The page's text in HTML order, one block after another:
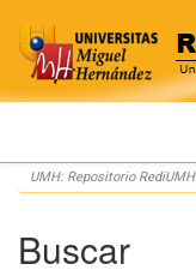
Skip
navigation
UMH: Repositorio RediUMH
Buscar